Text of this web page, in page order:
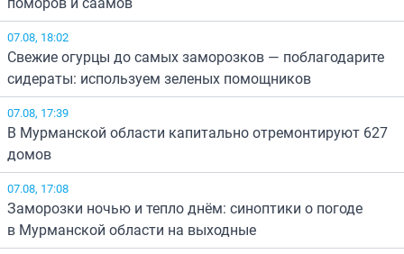
07.08, 18:02
Свежие огурцы до самых заморозков — поблагодарите
сидераты: используем зеленых помощников
07.08, 17:39
В Мурманской области капитально отремонтируют 627
домов
07.08, 17:08
Заморозки ночью и тепло днём: синоптики о погоде
в Мурманской области на выходные